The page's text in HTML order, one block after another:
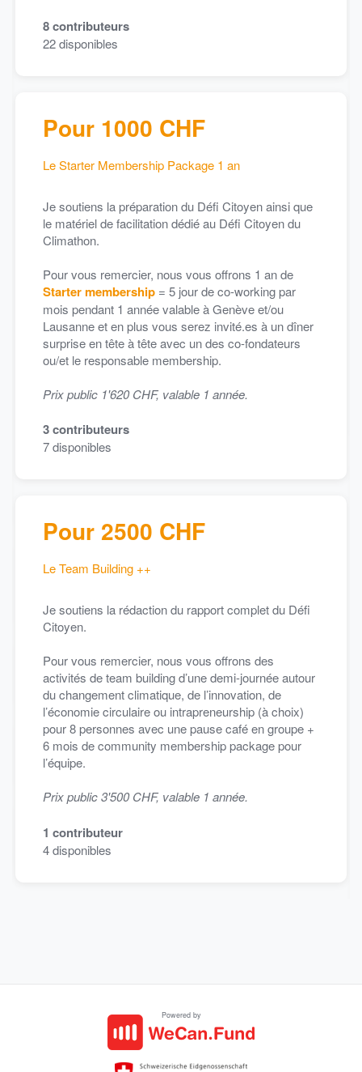
8contributeurs
22disponibles
Pour 1000 CHF
Le Starter Membership Package 1 an
Je soutiens la préparation du Défi Citoyen ainsi que
le matériel de facilitation dédié au Défi Citoyen du
Climathon.
Pour vous remercier, nous vous offrons 1 an de
Starter membership= 5 jour de co-working par
mois pendant 1 année valable à Genève et/ou
Lausanne et en plus vous serez invité.es à un dîner
surprise en tête à tête avec un des co-fondateurs
ou/et le responsable membership.
Prix public 1'620 CHF, valable 1 année.
3contributeurs
7disponibles
Pour 2500 CHF
Le Team Building ++
Je soutiens la rédaction du rapport complet du Défi
Citoyen.
Pour vous remercier, nous vous offrons des
activités de team building d’une demi-journée autour
du changement climatique, de l’innovation, de
l’économie circulaire ou intrapreneurship (à choix)
pour 8 personnes avec une pause café en groupe +
6 mois de community membership package pour
l’équipe.
Prix public 3'500 CHF, valable 1 année.
1 contributeur
4disponibles